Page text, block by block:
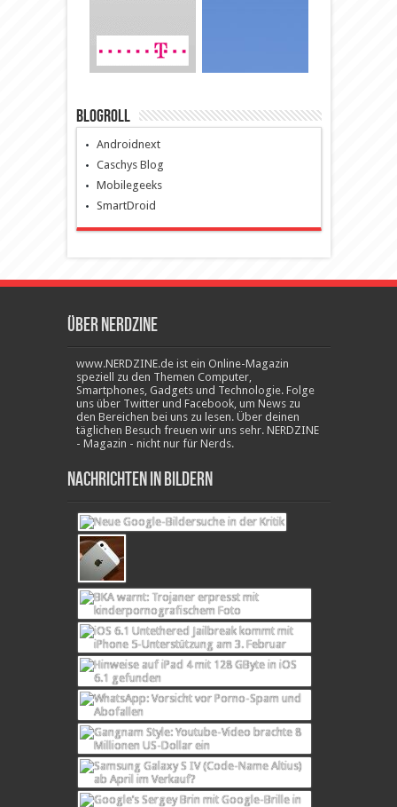
Blogroll
Androidnext
Caschys Blog
Mobilegeeks
SmartDroid
Über Nerdzine
www.NERDZINE.de ist ein Online-Magazin
speziell zu den Themen Computer,
Smartphones, Gadgets und Technologie. Folge
uns über Twitter und Facebook, um News zu
den Bereichen bei uns zu lesen. Über deinen
täglichen Besuch freuen wir uns sehr. NERDZINE
- Magazin - nicht nur für Nerds.
Nachrichten in Bildern